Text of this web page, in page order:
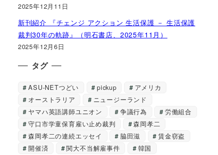
2025年12月11日
新刊紹介 『チェンジ アクション 生活保護 － 生活保護
裁判30年の軌跡』（明石書店、2025年11月）
2025年12月6日
タグ
ASU-NETつどい pickup
アメリカ
オーストラリア
ニュージーランド
ヤマハ英語講師ユニオン
争議行為
労働組合
守口市学童保育雇い止め裁判
森岡孝二
森岡孝二の連続エッセイ
脇田滋
賃金窃盗
開催済
関大不当解雇事件 韓国